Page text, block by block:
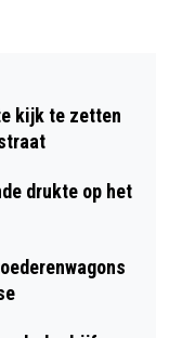
IN
kijk te zetten
drukte op het